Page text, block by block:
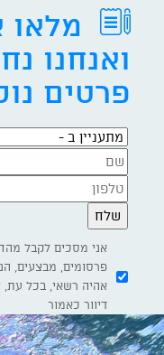
מלאו
ואנחנו
פרטים
מתעניין ב -
פרסומים, מבצעים,
אהיה רשאי, בכל עת,
דיוור כאמור